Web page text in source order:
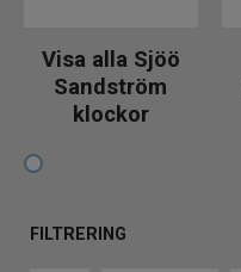
Visa alla Sjöö
Sandström
klockor
FILTRERING